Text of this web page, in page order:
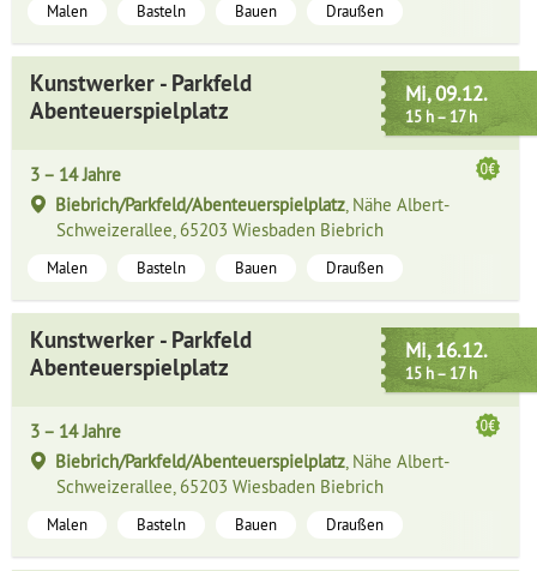
Malen Basteln Bauen Draußen
Mi, 09.12.
15 h – 17 h
Kunstwerker - Parkfeld
Abenteuerspielplatz
3 – 14 Jahre
Biebrich/Parkfeld/Abenteuerspielplatz, Nähe Albert-
Schweizerallee, 65203 Wiesbaden Biebrich
Malen Basteln Bauen Draußen
Mi, 16.12.
15 h – 17 h
Kunstwerker - Parkfeld
Abenteuerspielplatz
3 – 14 Jahre
Biebrich/Parkfeld/Abenteuerspielplatz, Nähe Albert-
Schweizerallee, 65203 Wiesbaden Biebrich
Malen Basteln Bauen Draußen